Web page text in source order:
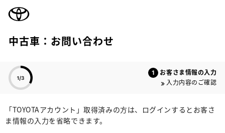
中古車：お問い合わせ
お客さま情報の入力
入力内容のご確認
「TOYOTAアカウント」取得済みの方は、ログインするとお客さ
ま情報の入力を省略できます。